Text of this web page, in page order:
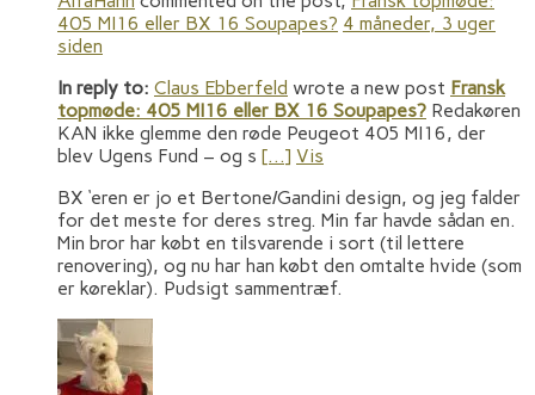
405 MI16 eller BX 16 Soupapes? 4 måneder, 3 uger
siden
In reply to: Claus Ebberfeld wrote a new post Fransk
topmøde: 405 MI16 eller BX 16 Soupapes? Redakøren
KAN ikke glemme den røde Peugeot 405 MI16, der
blev Ugens Fund – og s […] Vis
BX ‘eren er jo et Bertone/Gandini design, og jeg falder
for det meste for deres streg. Min far havde sådan en.
Min bror har købt en tilsvarende i sort (til lettere
renovering), og nu har han købt den omtalte hvide (som
er køreklar). Pudsigt sammentræf.